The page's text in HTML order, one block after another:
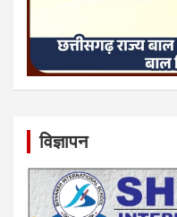
विज्ञापन